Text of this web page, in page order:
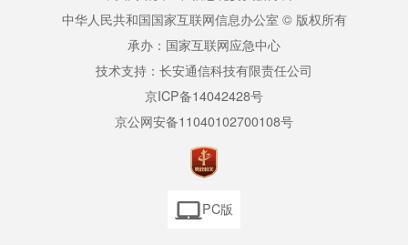
中华人民共和国国家互联网信息办公室 © 版权所有
承办：国家互联网应急中心
技术支持：长安通信科技有限责任公司
京ICP备14042428号
京公网安备11040102700108号
PC版